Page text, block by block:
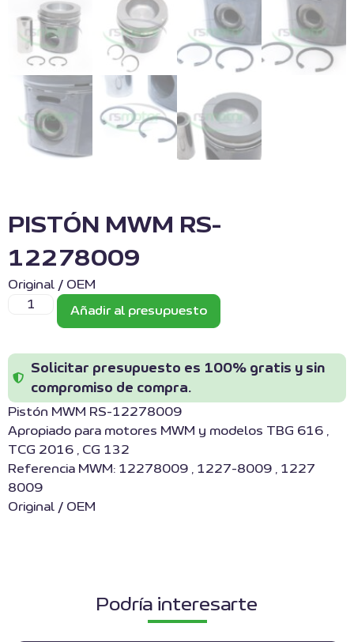
PISTÓN MWM RS-
12278009
Original / OEM
Añadir al presupuesto
Solicitar presupuesto es 100% gratis y sin
compromiso de compra.
Pistón MWM RS-12278009
Apropiado para motores MWM y modelos TBG 616 ,
TCG 2016 , CG 132
Referencia MWM: 12278009 , 1227-8009 , 1227
8009
Original / OEM
Podría interesarte